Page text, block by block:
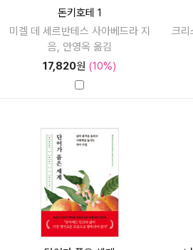
돈키호테 1
미겔 데 세르반테스 사아베드라 지
음, 안영옥 옮김
17,820원 (10%)
크리